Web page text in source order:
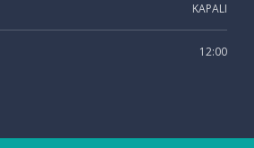
KAPALI
12:00